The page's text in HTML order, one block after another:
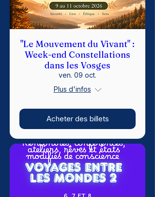
"Le Mouvement du Vivant" :
Week-end Constellations
dans les Vosges
ven. 09 oct.
Plus d'infos
Acheter des billets